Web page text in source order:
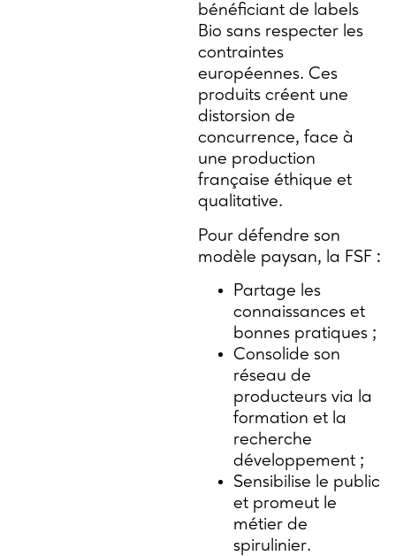
bénéficiant de labels
Bio sans respecter les
contraintes
européennes. Ces
produits créent une
distorsion de
concurrence, face à
une production
française éthique et
qualitative.
Pour défendre son
modèle paysan, la FSF :
Partage les
connaissances et
bonnes pratiques ;
Consolide son
réseau de
producteurs via la
formation et la
recherche
développement ;
Sensibilise le public
et promeut le
métier de
spirulinier.